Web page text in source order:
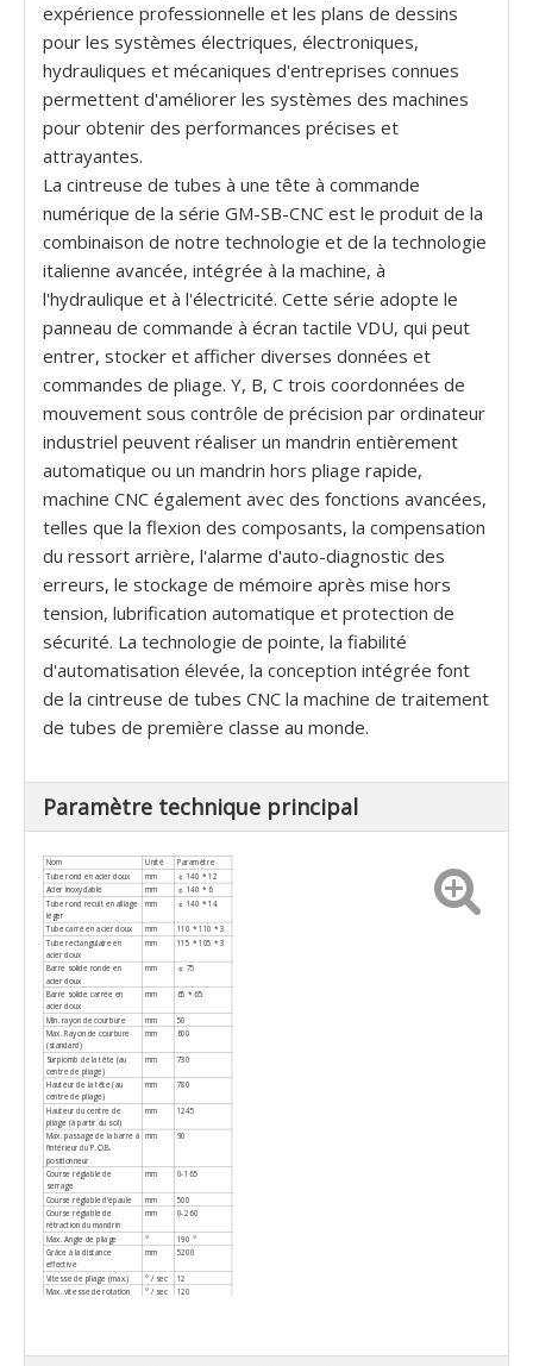
expérience professionnelle et les plans de dessins
pour les systèmes électriques, électroniques,
hydrauliques et mécaniques d'entreprises connues
permettent d'améliorer les systèmes des machines
pour obtenir des performances précises et
attrayantes.
La cintreuse de tubes à une tête à commande
numérique de la série GM-SB-CNC est le produit de la
combinaison de notre technologie et de la technologie
italienne avancée, intégrée à la machine, à
l'hydraulique et à l'électricité. Cette série adopte le
panneau de commande à écran tactile VDU, qui peut
entrer, stocker et afficher diverses données et
commandes de pliage. Y, B, C trois coordonnées de
mouvement sous contrôle de précision par ordinateur
industriel peuvent réaliser un mandrin entièrement
automatique ou un mandrin hors pliage rapide,
machine CNC également avec des fonctions avancées,
telles que la flexion des composants, la compensation
du ressort arrière, l'alarme d'auto-diagnostic des
erreurs, le stockage de mémoire après mise hors
tension, lubrification automatique et protection de
sécurité. La technologie de pointe, la fiabilité
d'automatisation élevée, la conception intégrée font
de la cintreuse de tubes CNC la machine de traitement
de tubes de première classe au monde.
Paramètre technique principal
Nom Unité
Paramètre
Tube rond en acier doux
mm
￠ 140 * 12
Acier inoxydable
mm
￠ 140 * 6
Tube rond recuit en alliage
léger
mm ￠ 140 * 14
Tube carré en acier doux mm
110 * 110 * 3
Tube rectangulaire en
acier doux
mm 115 * 105 * 3
Barre solide ronde en
acier doux
mm ￠ 75
Barre solide carrée en
acier doux
mm 65 * 65
Min. rayon de courbure mm
50
Max. Rayon de courbure
(standard)
mm 600
Surplomb de la tête (au
centre de pliage)
mm 730
Hauteur de la tête (au
centre de pliage)
mm 780
Hauteur du centre de
pliage (à partir du sol)
mm 1245
Max. passage de la barre à
l'intérieur du P.O.B.
positionneur
mm 90
Course réglable de
serrage
mm 0-165
Course réglable d'épaule mm 500
Course réglable de
rétraction du mandrin
mm 0-260
Max. Angle de pliage °
190 °
Grâce à la distance
effective
mm 5200
Vitesse de pliage (max.) ° / sec
12
Max. vitesse de rotation
° / sec 120
pliage